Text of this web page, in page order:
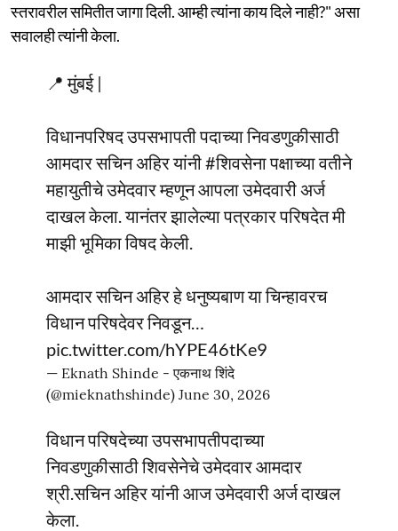
स्तरावरील समितीत जागा दिली. आम्ही त्यांना काय दिले नाही?" असा
सवालही त्यांनी केला.
📍 मुंबई |
विधानपरिषद उपसभापती पदाच्या निवडणुकीसाठी
आमदार सचिन अहिर यांनी#शिवसेनापक्षाच्या वतीने
महायुतीचे उमेदवार म्हणून आपला उमेदवारी अर्ज
दाखल केला. यानंतर झालेल्या पत्रकार परिषदेत मी
माझी भूमिका विषद केली.
आमदार सचिन अहिर हे धनुष्यबाण या चिन्हावरच
विधान परिषदेवर निवडून…
pic.twitter.com/hYPE46tKe9
— Eknath Shinde - एकनाथ शिंदे
(@mieknathshinde) June 30, 2026
विधान परिषदेच्या उपसभापतीपदाच्या
निवडणुकीसाठी शिवसेनेचे उमेदवार आमदार
श्री.सचिन अहिर यांनी आज उमेदवारी अर्ज दाखल
केला.